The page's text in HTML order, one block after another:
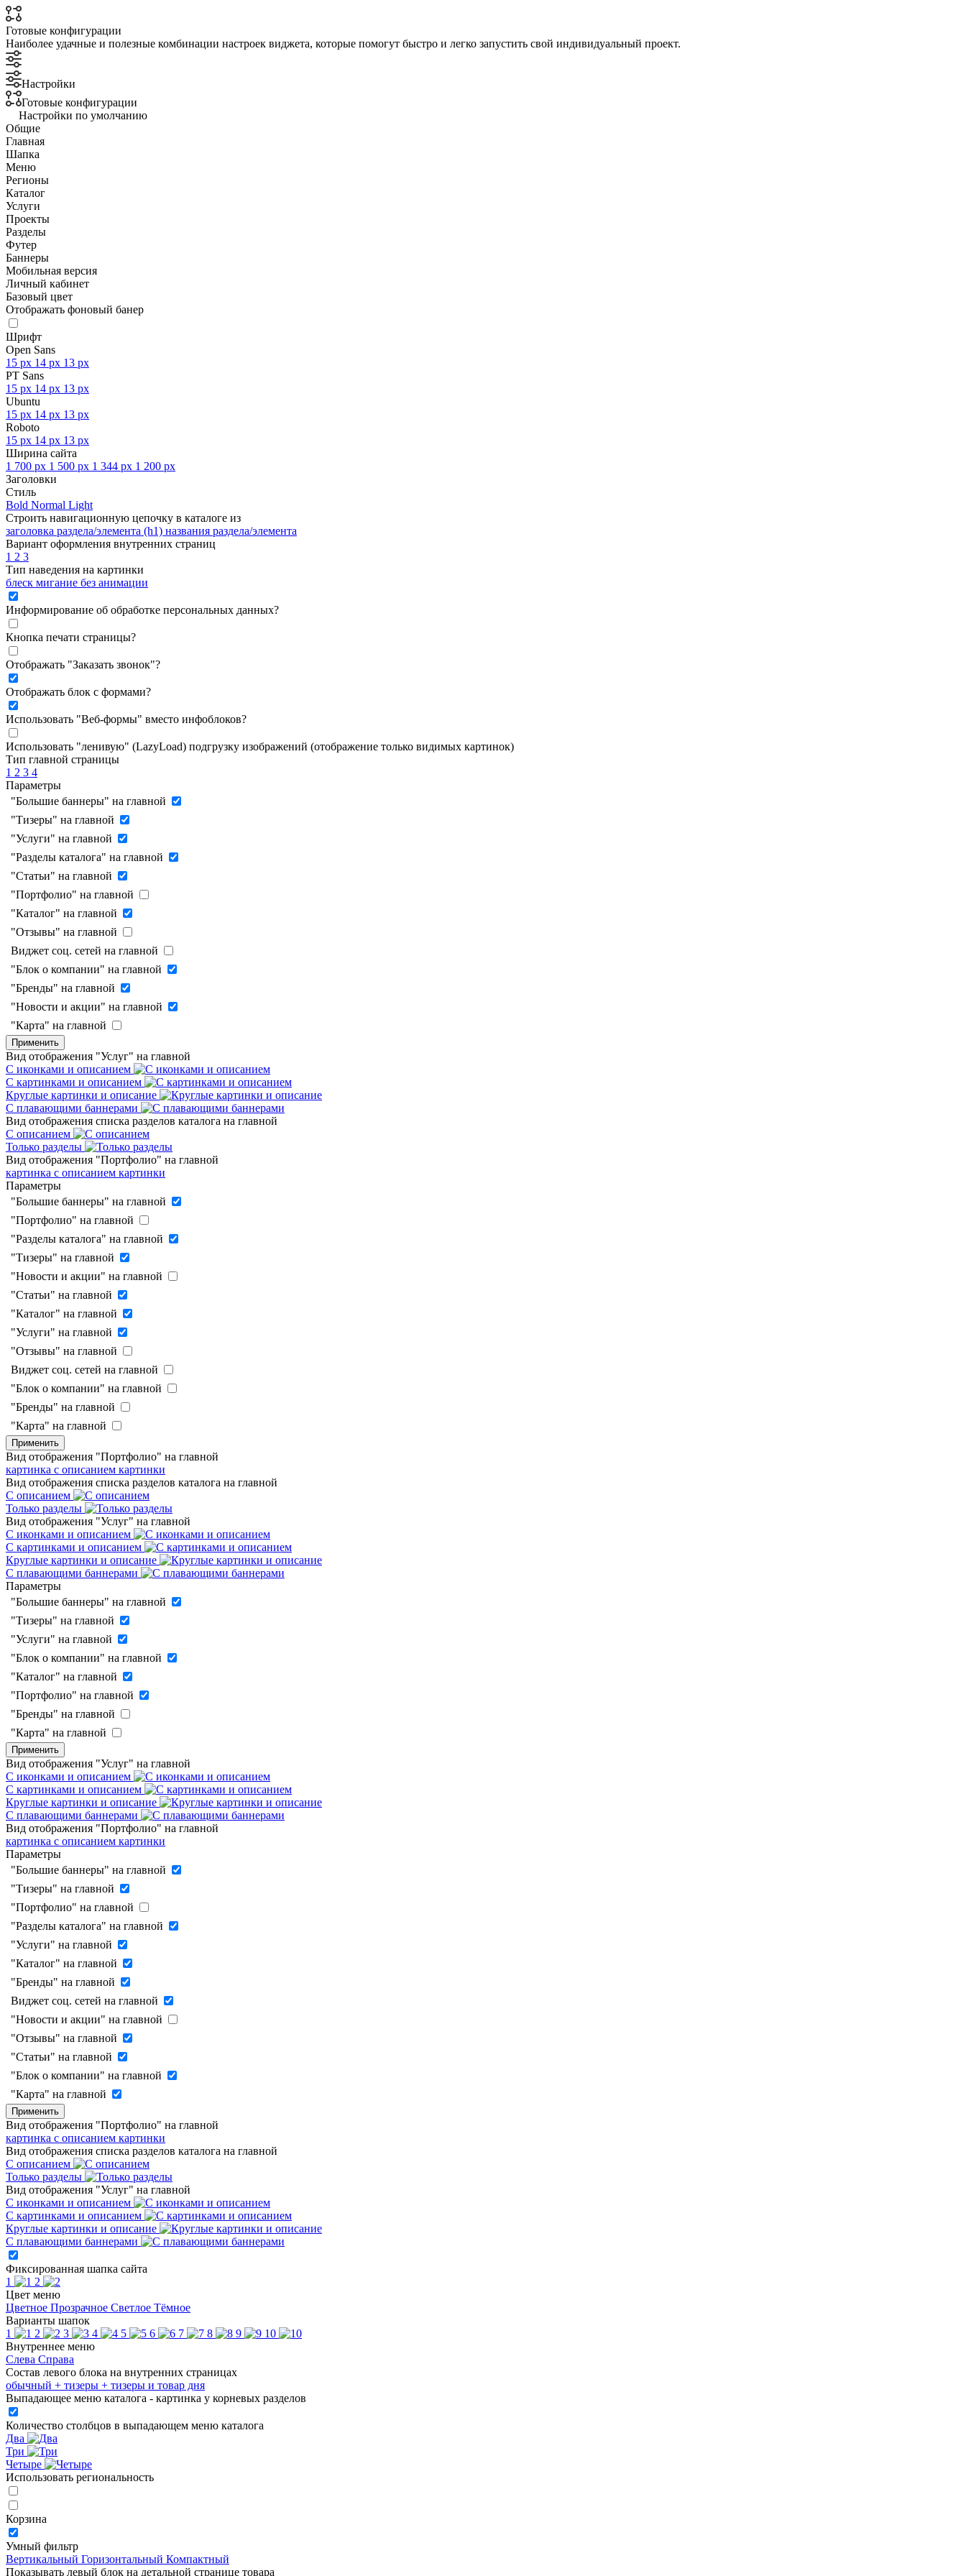
Готовые конфигурации
Наиболее удачные и полезные комбинации настроек виджета, которые помогут быстро и легко запустить свой индивидуальный проект.
Настройки
Готовые конфигурации
Настройки по умолчанию
Общие
Главная
Шапка
Меню
Регионы
Каталог
Услуги
Проекты
Разделы
Футер
Баннеры
Мобильная версия
Личный кабинет
Базовый цвет
Отображать фоновый банер
Шрифт
Open Sans
15 px 14 px 13 px
PT Sans
15 px 14 px 13 px
Ubuntu
15 px 14 px 13 px
Roboto
15 px 14 px 13 px
Ширина сайта
1 700 px 1 500 px 1 344 px 1 200 px
Заголовки
Стиль
Bold Normal Light
Строить навигационную цепочку в каталоге из
заголовка раздела/элемента (h1) названия раздела/элемента
Вариант оформления внутренних страниц
1 2 3
Тип наведения на картинки
блеск мигание без анимации
Информирование об обработке персональных данных?
Кнопка печати страницы?
Отображать "Заказать звонок"?
Отображать блок с формами?
Использовать "Веб-формы" вместо инфоблоков?
Использовать "ленивую" (LazyLoad) подгрузку изображений (отображение только видимых картинок)
Тип главной страницы
1 2 3 4
Параметры
"Большие баннеры" на главной
"Тизеры" на главной
"Услуги" на главной
"Разделы каталога" на главной
"Статьи" на главной
"Портфолио" на главной
"Каталог" на главной
"Отзывы" на главной
Виджет соц. сетей на главной
"Блок о компании" на главной
"Бренды" на главной
"Новости и акции" на главной
"Карта" на главной
Применить
Вид отображения "Услуг" на главной
С иконками и описанием
С картинками и описанием
Круглые картинки и описание
С плавающими баннерами
Вид отображения списка разделов каталога на главной
С описанием
Только разделы
Вид отображения "Портфолио" на главной
картинка с описанием картинки
Параметры
"Большие баннеры" на главной
"Портфолио" на главной
"Разделы каталога" на главной
"Тизеры" на главной
"Новости и акции" на главной
"Статьи" на главной
"Каталог" на главной
"Услуги" на главной
"Отзывы" на главной
Виджет соц. сетей на главной
"Блок о компании" на главной
"Бренды" на главной
"Карта" на главной
Применить
Вид отображения "Портфолио" на главной
картинка с описанием картинки
Вид отображения списка разделов каталога на главной
С описанием
Только разделы
Вид отображения "Услуг" на главной
С иконками и описанием
С картинками и описанием
Круглые картинки и описание
С плавающими баннерами
Параметры
"Большие баннеры" на главной
"Тизеры" на главной
"Услуги" на главной
"Блок о компании" на главной
"Каталог" на главной
"Портфолио" на главной
"Бренды" на главной
"Карта" на главной
Применить
Вид отображения "Услуг" на главной
С иконками и описанием
С картинками и описанием
Круглые картинки и описание
С плавающими баннерами
Вид отображения "Портфолио" на главной
картинка с описанием картинки
Параметры
"Большие баннеры" на главной
"Тизеры" на главной
"Портфолио" на главной
"Разделы каталога" на главной
"Услуги" на главной
"Каталог" на главной
"Бренды" на главной
Виджет соц. сетей на главной
"Новости и акции" на главной
"Отзывы" на главной
"Статьи" на главной
"Блок о компании" на главной
"Карта" на главной
Применить
Вид отображения "Портфолио" на главной
картинка с описанием картинки
Вид отображения списка разделов каталога на главной
С описанием
Только разделы
Вид отображения "Услуг" на главной
С иконками и описанием
С картинками и описанием
Круглые картинки и описание
С плавающими баннерами
Фиксированная шапка сайта
1
2
Цвет меню
Цветное Прозрачное Светлое Тёмное
Варианты шапок
1
2 3 4 5 6 7 8 9
10
Внутреннее меню
Слева Справа
Состав левого блока на внутренних страницах
обычный + тизеры + тизеры и товар дня
Выпадающее меню каталога - картинка у корневых разделов
Количество столбцов в выпадающем меню каталога
Два
Три
Четыре
Использовать региональность
Корзина
Умный фильтр
Вертикальный Горизонтальный Компактный
Показывать левый блок на детальной странице товара